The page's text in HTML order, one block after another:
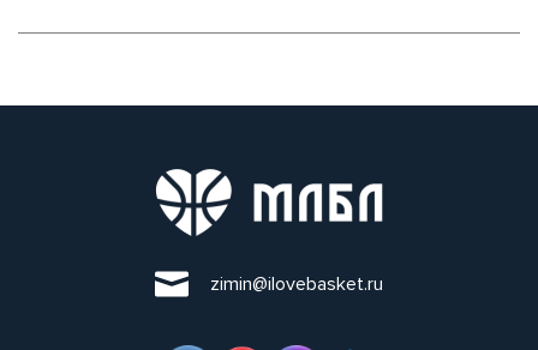
zimin@ilovebasket.ru